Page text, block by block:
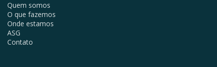
Quem somos
O que fazemos
Onde estamos
ASG
Contato